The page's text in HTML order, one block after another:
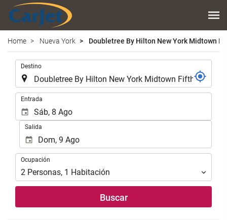
Home Nueva York Doubletree By Hilton New York Midtown
Destino
Entrada
Salida
Ocupación
Ocupación
2 Personas, 1 Habitación
Buscar